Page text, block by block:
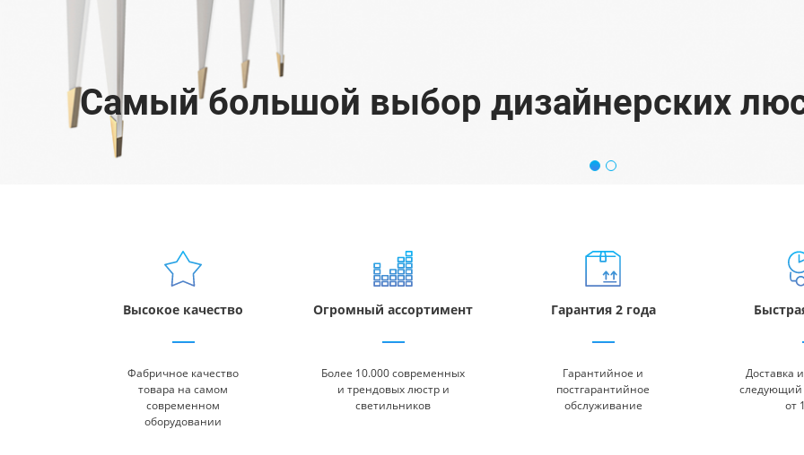
Самый большой выбор дизайнерских
Высокое качество
Фабричное качество
товара на самом
современном
оборудовании
Огромный ассортимент
Более 10.000 современных
и трендовых люстр и
светильников
Гарантия 2 года
Гарантийное и
постгарантийное
обслуживание
Доставка
следующий
от